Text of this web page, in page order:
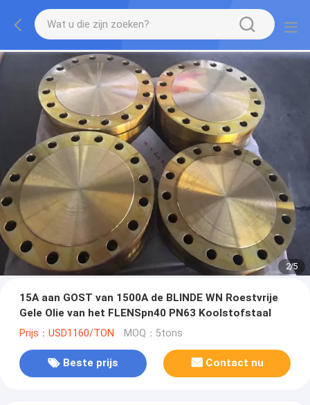
2/5
15A aan GOST van 1500A de BLINDE WN Roestvrije
Gele Olie van het FLENSpn40 PN63 Koolstofstaal
Prijs：USD1160/TON MOQ：5tons
Beste prijs Contact nu